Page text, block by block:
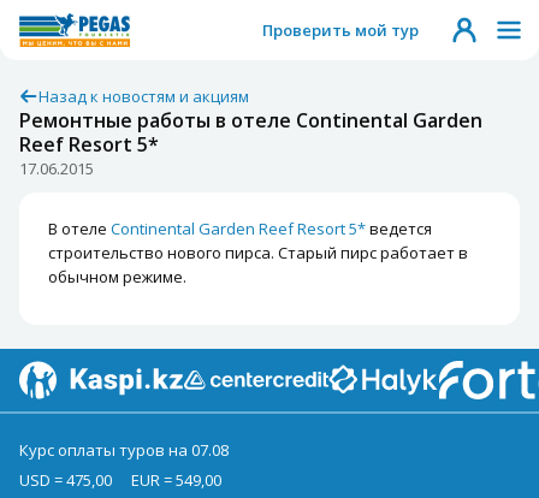
Проверить мой тур
Назад к новостям и акциям
Ремонтные работы в отеле Continental Garden
Reef Resort 5*
17.06.2015
В отеле Continental Garden Reef Resort 5*ведется
строительство нового пирса. Старый пирс работает в
обычном режиме.
Курс оплаты туров на 07.08
USD = 475,00
EUR = 549,00